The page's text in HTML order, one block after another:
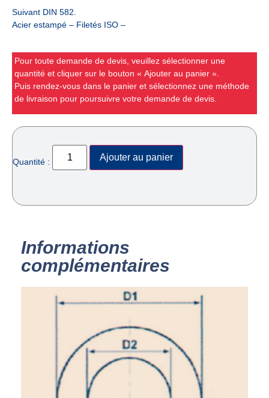
Suivant DIN 582.
Acier estampé – Filetés ISO –
Pour toute demande de devis, veuillez sélectionner une
quantité et cliquer sur le bouton « Ajouter au panier ».
Puis rendez-vous dans le panier et sélectionnez une méthode
de livraison pour poursuivre votre demande de devis.
Quantité : Ajouter au panier
Informations
complémentaires